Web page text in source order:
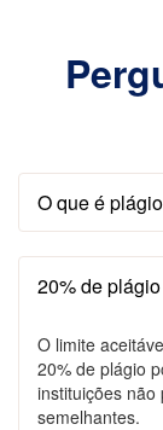
O que é
20% de
O limite
20% de plágio
instituições não
semelhantes.